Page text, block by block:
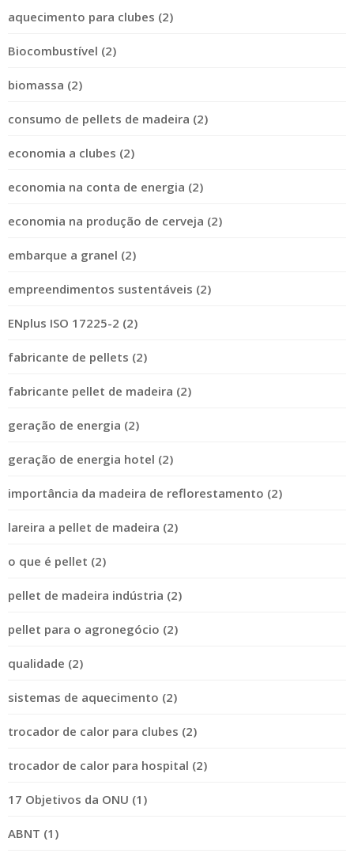
aquecimento para clubes (2)
Biocombustível (2)
biomassa (2)
consumo de pellets de madeira (2)
economia a clubes (2)
economia na conta de energia (2)
economia na produção de cerveja (2)
embarque a granel (2)
empreendimentos sustentáveis (2)
ENplus ISO 17225-2 (2)
fabricante de pellets (2)
fabricante pellet de madeira (2)
geração de energia (2)
geração de energia hotel (2)
importância da madeira de reflorestamento (2)
lareira a pellet de madeira (2)
o que é pellet (2)
pellet de madeira indústria (2)
pellet para o agronegócio (2)
qualidade (2)
sistemas de aquecimento (2)
trocador de calor para clubes (2)
trocador de calor para hospital (2)
17 Objetivos da ONU (1)
ABNT (1)